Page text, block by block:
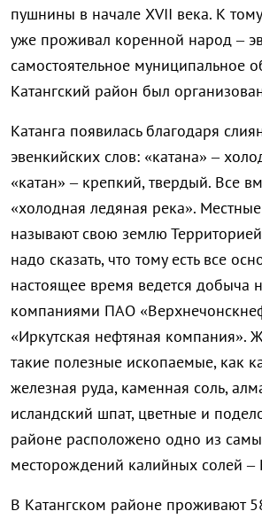
пушнины в начале XVII века. К
уже проживал коренной народ –
самостоятельное муниципальное
Катангский район был
Катанга появилась благодаря
эвенкийских слов: «катана» –
«катан» – крепкий, твердый. Все
«холодная ледяная река».
называют свою землю
надо сказать, что тому есть все
настоящее время ведется добыча
компаниями ПАО
«Иркутская нефтяная компания».
такие полезные ископаемые, как
железная руда, каменная соль,
исландский шпат, цветные и
районе расположено одно из
месторождений калийных солей –
В Катангском районе проживают